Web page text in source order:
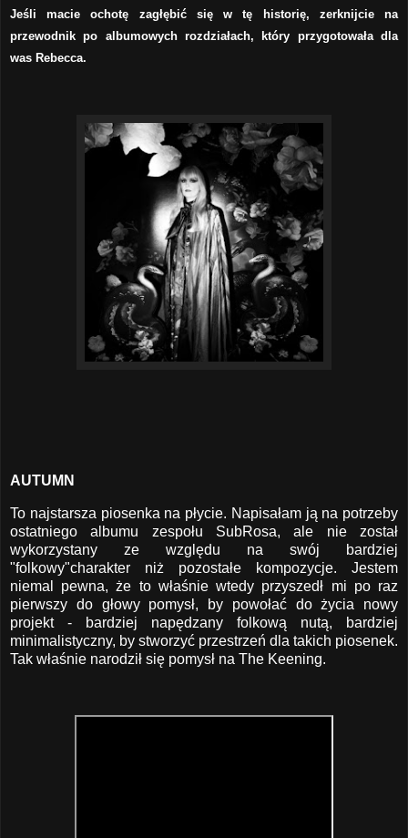
Jeśli macie ochotę zagłębić się w tę historię, zerknijcie na
przewodnik po albumowych rozdziałach, który przygotowała dla
was Rebecca.
AUTUMN
To najstarsza piosenka na płycie. Napisałam ją na potrzeby
ostatniego albumu zespołu SubRosa, ale nie został
wykorzystany ze względu na swój bardziej
"folkowy"charakter niż pozostałe kompozycje. Jestem
niemal pewna, że to właśnie wtedy przyszedł mi po raz
pierwszy do głowy pomysł, by powołać do życia nowy
projekt - bardziej napędzany folkową nutą, bardziej
minimalistyczny, by stworzyć przestrzeń dla takich piosenek.
Tak właśnie narodził się pomysł na The Keening.